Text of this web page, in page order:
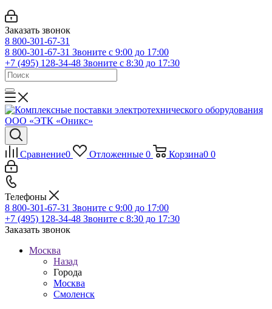
Заказать звонок
8 800-301-67-31
8 800-301-67-31 Звоните с 9:00 до 17:00
+7 (495) 128-34-48 Звоните с 8:30 до 17:30
Сравнение0 Отложенные 0 Корзина0 0
Телефоны
8 800-301-67-31 Звоните с 9:00 до 17:00
+7 (495) 128-34-48 Звоните с 8:30 до 17:30
Заказать звонок
Москва
Назад
Города
Москва
Смоленск